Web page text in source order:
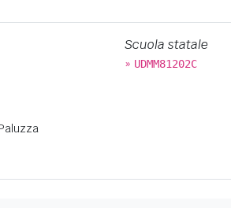
Scuola statale
» UDMM81202C